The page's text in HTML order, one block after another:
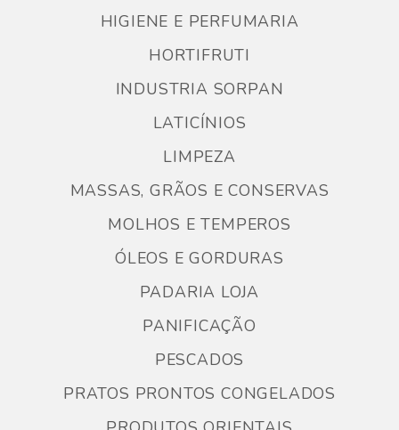
HIGIENE E PERFUMARIA
HORTIFRUTI
INDUSTRIA SORPAN
LATICÍNIOS
LIMPEZA
MASSAS, GRÃOS E CONSERVAS
MOLHOS E TEMPEROS
ÓLEOS E GORDURAS
PADARIA LOJA
PANIFICAÇÃO
PESCADOS
PRATOS PRONTOS CONGELADOS